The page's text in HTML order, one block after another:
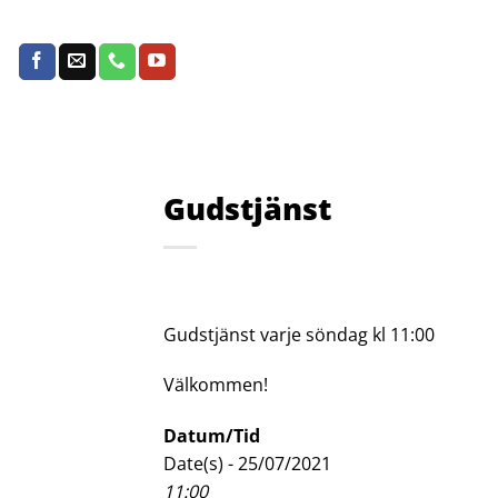
content
Gudstjänst
Gudstjänst varje söndag kl 11:00
Välkommen!
Datum/Tid
Date(s) - 25/07/2021
11:00